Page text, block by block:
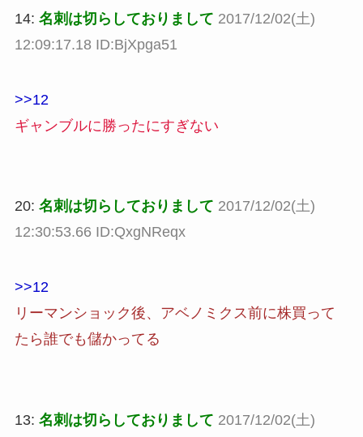
14: 名刺は切らしておりまして 2017/12/02(土)
12:09:17.18 ID:BjXpga51
>>12
ギャンブルに勝ったにすぎない
20: 名刺は切らしておりまして 2017/12/02(土)
12:30:53.66 ID:QxgNReqx
>>12
リーマンショック後、アベノミクス前に株買って
たら誰でも儲かってる
13: 名刺は切らしておりまして 2017/12/02(土)